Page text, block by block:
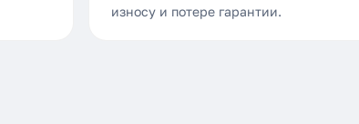
износу и потере гарантии.